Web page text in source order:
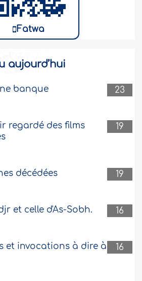
Fatwa
aujourd’hui
23
banque
19
regardé des films
19
décédées
16
et celle d'As-Sobh.
16
et invocations à dire à